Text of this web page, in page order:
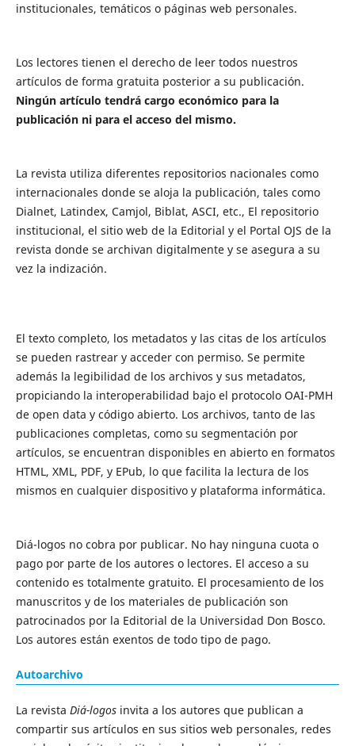
institucionales, temáticos o páginas web personales.
Los lectores tienen el derecho de leer todos nuestros
artículos de forma gratuita posterior a su publicación.
Ningún artículo tendrá cargo económico para la
publicación ni para el acceso del mismo.
La revista utiliza diferentes repositorios nacionales como
internacionales donde se aloja la publicación, tales como
Dialnet, Latindex, Camjol, Biblat, ASCI, etc., El repositorio
institucional, el sitio web de la Editorial y el Portal OJS de la
revista donde se archivan digitalmente y se asegura a su
vez la indización.
El texto completo, los metadatos y las citas de los artículos
se pueden rastrear y acceder con permiso. Se permite
además la legibilidad de los archivos y sus metadatos,
propiciando la interoperabilidad bajo el protocolo OAI-PMH
de open data y código abierto. Los archivos, tanto de las
publicaciones completas, como su segmentación por
artículos, se encuentran disponibles en abierto en formatos
HTML, XML, PDF, y EPub, lo que facilita la lectura de los
mismos en cualquier dispositivo y plataforma informática.
Diá-logos no cobra por publicar. No hay ninguna cuota o
pago por parte de los autores o lectores. El acceso a su
contenido es totalmente gratuito. El procesamiento de los
manuscritos y de los materiales de publicación son
patrocinados por la Editorial de la Universidad Don Bosco.
Los autores están exentos de todo tipo de pago.
Autoarchivo
La revista Diá-logos invita a los autores que publican a
compartir sus artículos en sus sitios web personales, redes